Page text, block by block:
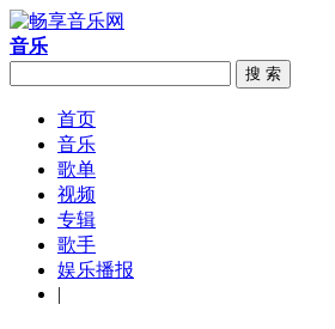
音乐
搜 索
首页
音乐
歌单
视频
专辑
歌手
娱乐播报
|